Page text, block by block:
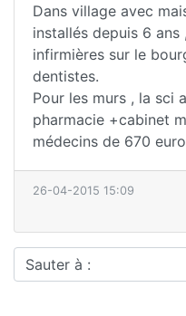
Dans village avec
installés depuis 6
infirmières sur le
dentistes.
Pour les murs , la sci
pharmacie +cabinet
médecins de 670
26-04-2015 15:09
Sauter à :